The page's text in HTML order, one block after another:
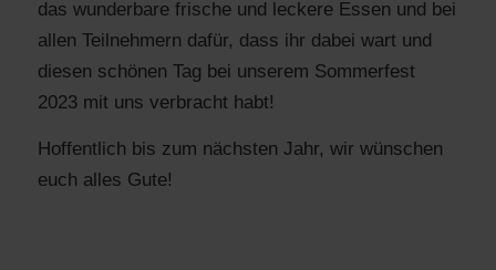
das wunderbare frische und leckere Essen und bei
allen Teilnehmern dafür, dass ihr dabei wart und
diesen schönen Tag bei unserem Sommerfest
2023 mit uns verbracht habt!
Hoffentlich bis zum nächsten Jahr, wir wünschen
euch alles Gute!